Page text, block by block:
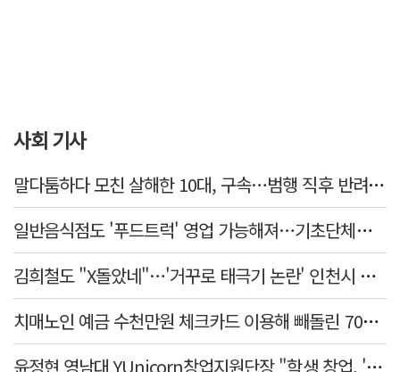
사회 기사
말다툼하다 모친 살해한 10대, 구속…범행 직후 반려견도 죽여
일반음식점도 '푸드트럭' 영업 가능해져…기초단체별 조례 개정 움직임
김희철도 "X돌았네"…'거꾸로 태극기 논란' 인천시 현수막, 이틀 만에 철거
치매노인 예금 수천만원 체크카드 이용해 빼돌린 70대 간병인, 집행유예
윤정현 영남대 YUnicorn창업지원단장 "학생 창업, '팀 빌딩'이 제일 중요"